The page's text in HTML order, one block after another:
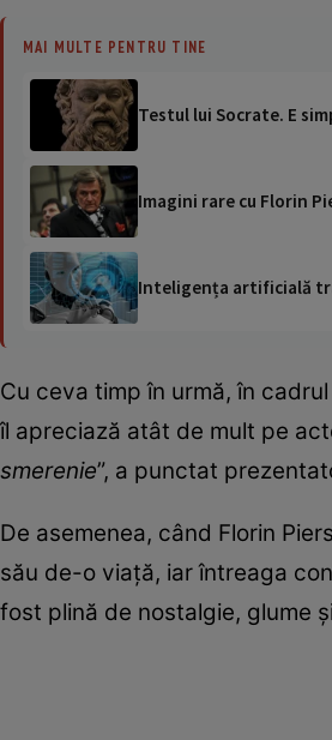
MAI MULTE PENTRU TINE
Testul lui Socrate. E
Imagini rare cu Florin
Inteligența artificială
Cu ceva timp în urmă, în
îl apreciază atât de mult pe
smerenie”, a punctat
De asemenea, când Florin
său de-o viață, iar întreaga
fost plină de nostalgie, glume